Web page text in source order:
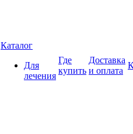
Каталог
Для
лечения
Где
купить
Доставка
и оплата